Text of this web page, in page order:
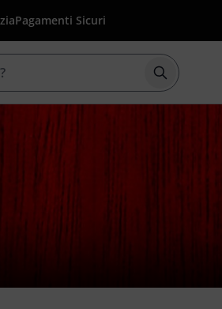
Pagamenti Sicuri
Avviare